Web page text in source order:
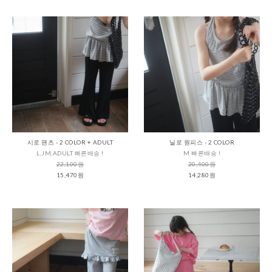
시로 팬츠 - 2 COLOR + ADULT
L,JM,ADULT 빠른배송 !
22,100원
15,470원
닐로 원피스 - 2 COLOR
M 빠른배송 !
20,400원
14,280원